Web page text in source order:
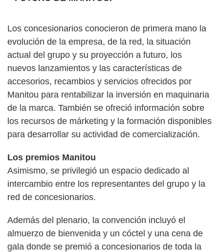
Los concesionarios conocieron de primera mano la
evolución de la empresa, de la red, la situación
actual del grupo y su proyección a futuro, los
nuevos lanzamientos y las características de
accesorios, recambios y servicios ofrecidos por
Manitou para rentabilizar la inversión en maquinaria
de la marca. También se ofreció información sobre
los recursos de márketing y la formación disponibles
para desarrollar su actividad de comercialización.
Los premios Manitou
Asimismo, se privilegió un espacio dedicado al
intercambio entre los representantes del grupo y la
red de concesionarios.
Además del plenario, la convención incluyó el
almuerzo de bienvenida y un cóctel y una cena de
gala donde se premió a concesionarios de toda la